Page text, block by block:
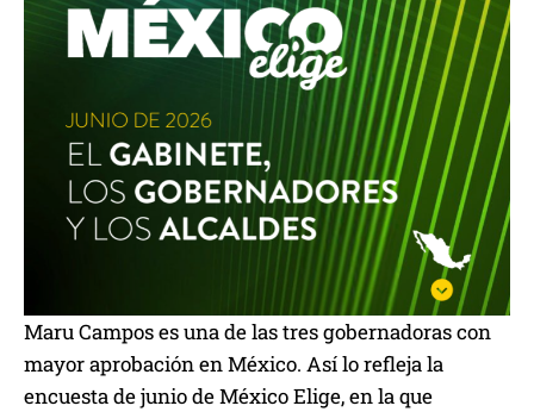
Maru Campos es una de las tres gobernadoras con
mayor aprobación en México. Así lo refleja la
encuesta de junio de México Elige, en la que